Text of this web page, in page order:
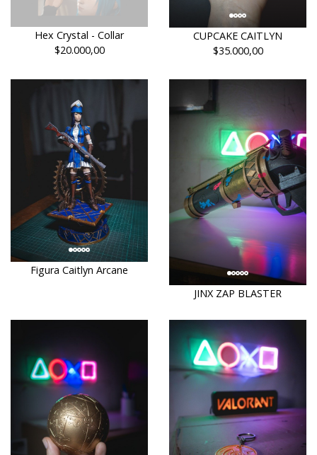
Hex Crystal - Collar
$20.000,00
CUPCAKE CAITLYN
$35.000,00
Figura Caitlyn Arcane
JINX ZAP BLASTER